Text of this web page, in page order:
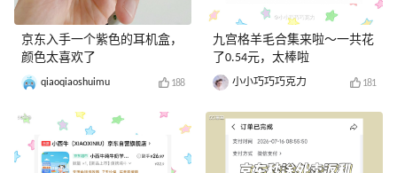
京东入手一个紫色的耳机盒，
颜色太喜欢了
qiaoqiaoshuimu 188
九宫格羊毛合集来啦～一共花
了0.54元，太棒啦
小小巧巧巧克力 181